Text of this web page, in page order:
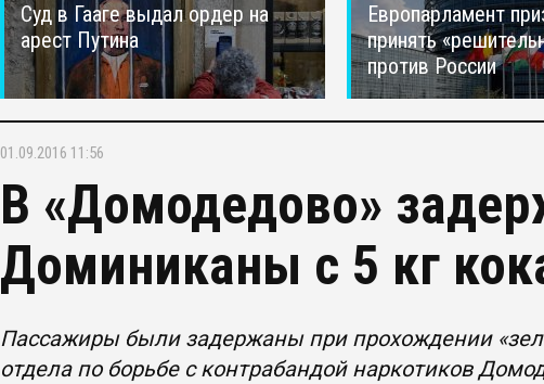
Суд в Гааге выдал ордер на
арест Путина
Европарламент
принять
против России
01.09.2016 11:56
В «Домодедово»
Доминиканы с 5 кг
Пассажиры были задержаны при прохождении
отдела по борьбе с контрабандой наркотиков